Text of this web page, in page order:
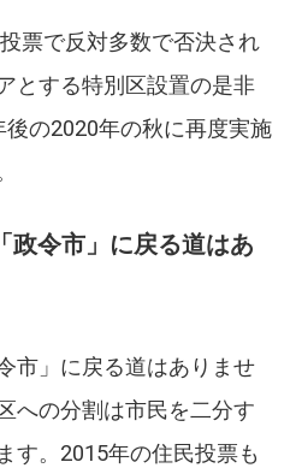
票で反対多数で否決され
とする特別区設置の是非
の2020年の秋に再度実施
政令市」に戻る道はあ
市」に戻る道はありませ
への分割は市民を二分す
す。2015年の住民投票も